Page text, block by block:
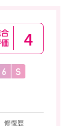
4
修復歴